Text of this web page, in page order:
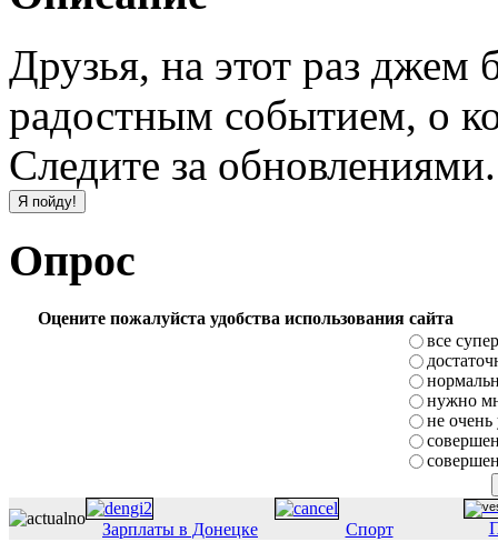
Друзья, на этот раз
радостным событием, о
Следите за обновлениями.
Опрос
Оцените пожалуйста удобства использования сайта
все супер
нужно
не очень
Зарплаты в Донецке Спорт